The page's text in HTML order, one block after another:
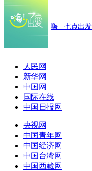
嗨！七点出发
人民网
新华网
中国网
国际在线
中国日报网
央视网
中国青年网
中国经济网
中国台湾网
中国西藏网